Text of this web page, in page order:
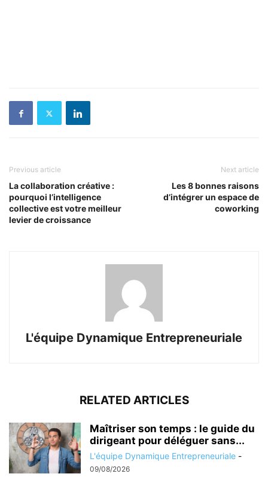
Previous article
La collaboration créative :
pourquoi l’intelligence
collective est votre meilleur
levier de croissance
Next article
Les 8 bonnes raisons
d’intégrer un espace de
coworking
L'équipe Dynamique Entrepreneuriale
RELATED ARTICLES
Maîtriser son temps : le guide du
dirigeant pour déléguer sans...
L'équipe Dynamique Entrepreneuriale -
09/08/2026